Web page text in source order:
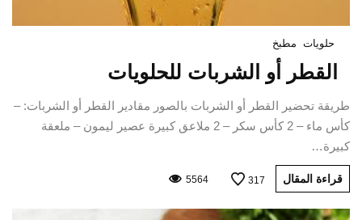
حلويات مطبخ
القطر أو الشربات للحلويات
طريقة تحضير القطر أو الشربات بالصور مقادير القطر أو الشربات: –
كأس ماء – 2 كأس سكر – 2 ملاعق كبيرة عصير ليمون – ملعقة
كبيرة…
قراءة المقال 317
5564